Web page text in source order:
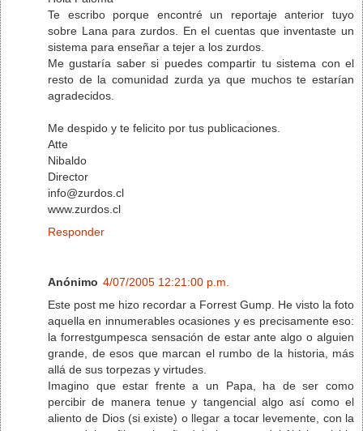
Te escribo porque encontré un reportaje anterior tuyo
sobre Lana para zurdos. En el cuentas que inventaste un
sistema para enseñar a tejer a los zurdos.
Me gustaría saber si puedes compartir tu sistema con el
resto de la comunidad zurda ya que muchos te estarían
agradecidos.
Me despido y te felicito por tus publicaciones.
Atte
Nibaldo
Director
info@zurdos.cl
www.zurdos.cl
Responder
Anónimo 4/07/2005 12:21:00 p.m.
Este post me hizo recordar a Forrest Gump. He visto la foto
aquella en innumerables ocasiones y es precisamente eso:
la forrestgumpesca sensación de estar ante algo o alguien
grande, de esos que marcan el rumbo de la historia, más
allá de sus torpezas y virtudes.
Imagino que estar frente a un Papa, ha de ser como
percibir de manera tenue y tangencial algo así como el
aliento de Dios (si existe) o llegar a tocar levemente, con la